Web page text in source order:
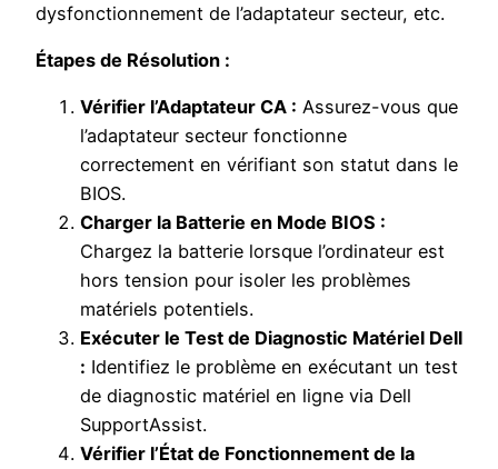
dysfonctionnement de l’adaptateur secteur, etc.
Étapes de Résolution :
Vérifier l’Adaptateur CA : Assurez-vous que
l’adaptateur secteur fonctionne
correctement en vérifiant son statut dans le
BIOS.
Charger la Batterie en Mode BIOS :
Chargez la batterie lorsque l’ordinateur est
hors tension pour isoler les problèmes
matériels potentiels.
Exécuter le Test de Diagnostic Matériel Dell
: Identifiez le problème en exécutant un test
de diagnostic matériel en ligne via Dell
SupportAssist.
Vérifier l’État de Fonctionnement de la